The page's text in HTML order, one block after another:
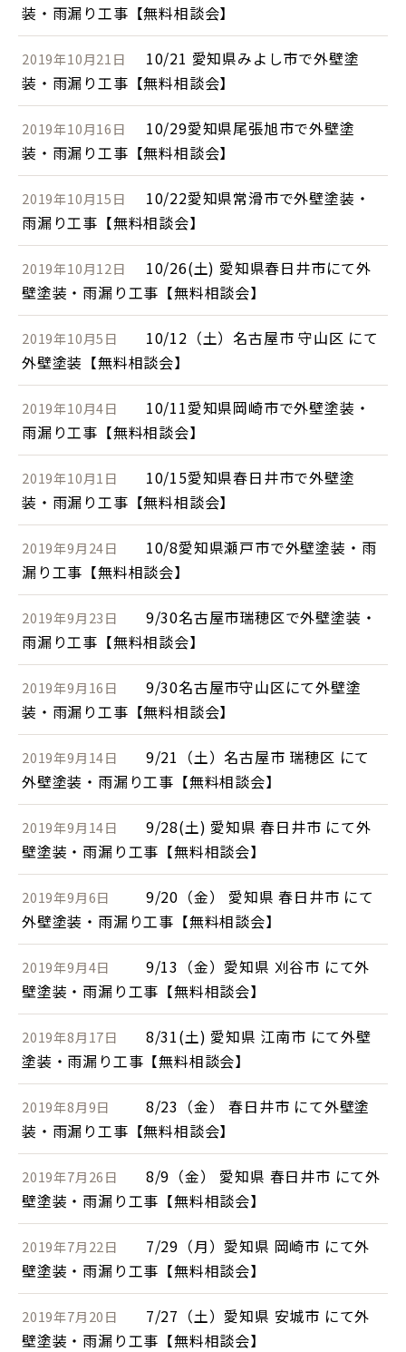
装・雨漏り工事【無料相談会】
2019年10月21日
10/21 愛知県みよし市で外壁塗
装・雨漏り工事【無料相談会】
2019年10月16日
10/29愛知県尾張旭市で外壁塗
装・雨漏り工事【無料相談会】
2019年10月15日
10/22愛知県常滑市で外壁塗装・
雨漏り工事【無料相談会】
2019年10月12日
10/26(土) 愛知県春日井市にて外
壁塗装・雨漏り工事【無料相談会】
2019年10月5日
10/12（土）名古屋市 守山区 にて
外壁塗装【無料相談会】
2019年10月4日
10/11愛知県岡崎市で外壁塗装・
雨漏り工事【無料相談会】
2019年10月1日
10/15愛知県春日井市で外壁塗
装・雨漏り工事【無料相談会】
2019年9月24日
10/8愛知県瀬戸市で外壁塗装・雨
漏り工事【無料相談会】
2019年9月23日
9/30名古屋市瑞穂区で外壁塗装・
雨漏り工事【無料相談会】
2019年9月16日
9/30名古屋市守山区にて外壁塗
装・雨漏り工事【無料相談会】
2019年9月14日
9/21（土）名古屋市 瑞穂区 にて
外壁塗装・雨漏り工事【無料相談会】
2019年9月14日
9/28(土) 愛知県 春日井市 にて外
壁塗装・雨漏り工事【無料相談会】
2019年9月6日
9/20（金） 愛知県 春日井市 にて
外壁塗装・雨漏り工事【無料相談会】
2019年9月4日
9/13（金）愛知県 刈谷市 にて外
壁塗装・雨漏り工事【無料相談会】
2019年8月17日
8/31(土) 愛知県 江南市 にて外壁
塗装・雨漏り工事【無料相談会】
2019年8月9日
8/23（金） 春日井市 にて外壁塗
装・雨漏り工事【無料相談会】
2019年7月26日
8/9（金） 愛知県 春日井市 にて外
壁塗装・雨漏り工事【無料相談会】
2019年7月22日
7/29（月）愛知県 岡崎市 にて外
壁塗装・雨漏り工事【無料相談会】
2019年7月20日
7/27（土）愛知県 安城市 にて外
壁塗装・雨漏り工事【無料相談会】